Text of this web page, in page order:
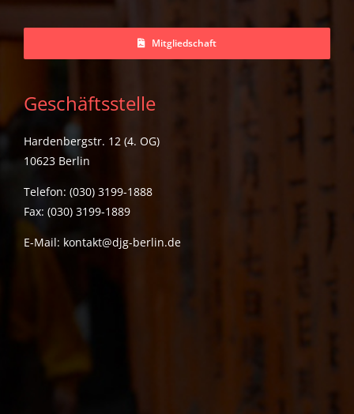
Mitgliedschaft
Geschäftsstelle
Hardenbergstr. 12 (4. OG)
10623 Berlin
Telefon: (030) 3199-1888
Fax: (030) 3199-1889
E-Mail: kontakt@djg-berlin.de